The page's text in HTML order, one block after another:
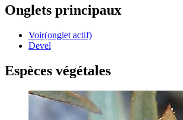
Onglets principaux
Voir(onglet actif)
Devel
Espèces végétales